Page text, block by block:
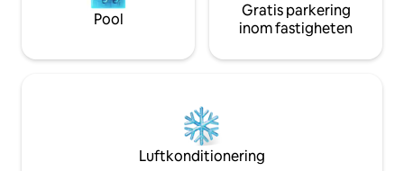
Pool
Gratis parkering
inom fastigheten
Luftkonditionering